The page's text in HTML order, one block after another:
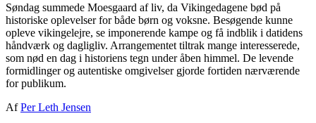
Søndag summede Moesgaard af liv, da Vikingedagene bød på
historiske oplevelser for både børn og voksne. Besøgende kunne
opleve vikingelejre, se imponerende kampe og få indblik i datidens
håndværk og dagligliv. Arrangementet tiltrak mange interesserede,
som nød en dag i historiens tegn under åben himmel. De levende
formidlinger og autentiske omgivelser gjorde fortiden nærværende
for publikum.
AfPer Leth Jensen